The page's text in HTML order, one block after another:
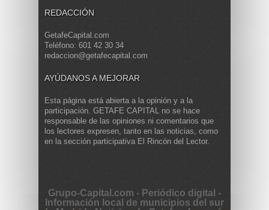
REDACCIÓN
GetafeCapital.com
Teléfono: 601 42 30 34
redaccion@getafecapital.com
AYÚDANOS A MEJORAR
Esta página está abierta a la opinión y a la
participación. GETAFE CAPITAL no se hace
responsable de las opiniones ni comentarios que
los lectores expresen, tanto en las noticias, como
en la sección participativa El Rincón del Lector.
Grupo-Capital.com - Periódico digital -
Información local de municipios del sur